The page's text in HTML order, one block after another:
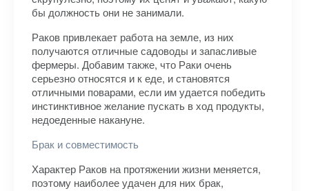
бы должность они не занимали.
Раков привлекает работа на земле, из них
получаются отличные садоводы и запасливые
фермеры. Добавим также, что Раки очень
серьезно относятся и к еде, и становятся
отличными поварами, если им удается победить
инстинктивное желание пускать в ход продукты,
недоеденные накануне.
Брак и совместимость
Характер Раков на протяжении жизни меняется,
поэтому наиболее удачен для них брак,